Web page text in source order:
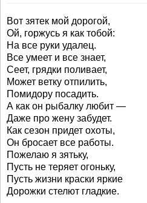
Вот зятек мой дорогой,
Ой, горжусь я как тобой:
На все руки удалец.
Все умеет и все знает,
Сеет, грядки поливает,
Может ветку отпилить,
Помидору посадить.
А как он рыбалку любит —
Даже про жену забудет.
Как сезон придет охоты,
Он бросает все работы.
Пожелаю я зятьку,
Пусть не теряет огоньку,
Пусть жизни краски яркие
Дорожки стелют гладкие.